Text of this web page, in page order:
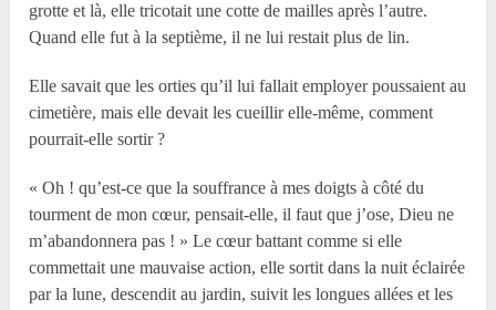
grotte et là, elle tricotait une cotte de mailles après l’autre.
Quand elle fut à la septième, il ne lui restait plus de lin.
Elle savait que les orties qu’il lui fallait employer poussaient au
cimetière, mais elle devait les cueillir elle-même, comment
pourrait-elle sortir ?
« Oh ! qu’est-ce que la souffrance à mes doigts à côté du
tourment de mon cœur, pensait-elle, il faut que j’ose, Dieu ne
m’abandonnera pas ! » Le cœur battant comme si elle
commettait une mauvaise action, elle sortit dans la nuit éclairée
par la lune, descendit au jardin, suivit les longues allées et les